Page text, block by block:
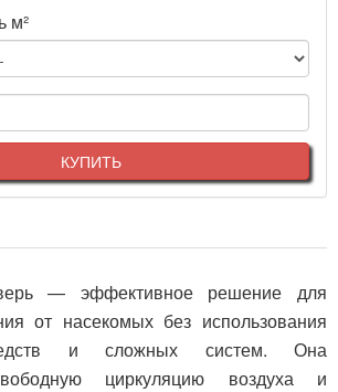
м²
КУПИТЬ
— эффективное решение для
от насекомых без использования
и сложных систем. Она
циркуляцию воздуха и